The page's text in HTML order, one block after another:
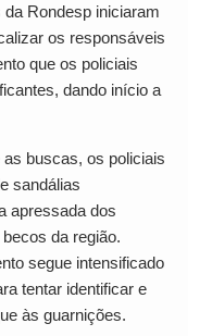
Rondesp iniciaram
os responsáveis
que os policiais
dando início a
as buscas, os policiais
sandálias
apressada dos
da região.
segue intensificado
tentar identificar e
às guarnições.